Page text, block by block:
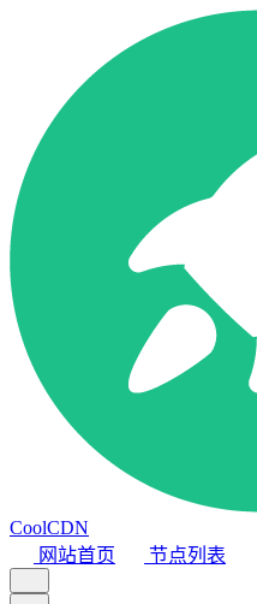
CoolCDN
网站首页
节点列表